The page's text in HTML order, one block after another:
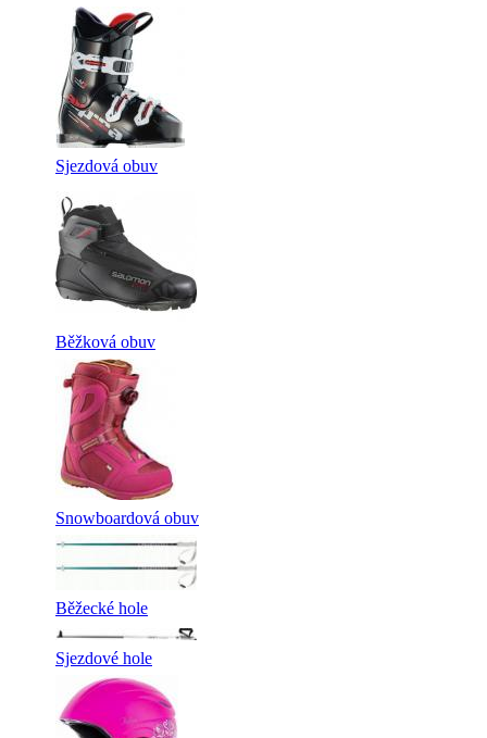
Sjezdová obuv
Běžková obuv
Snowboardová obuv
Běžecké hole
Sjezdové hole